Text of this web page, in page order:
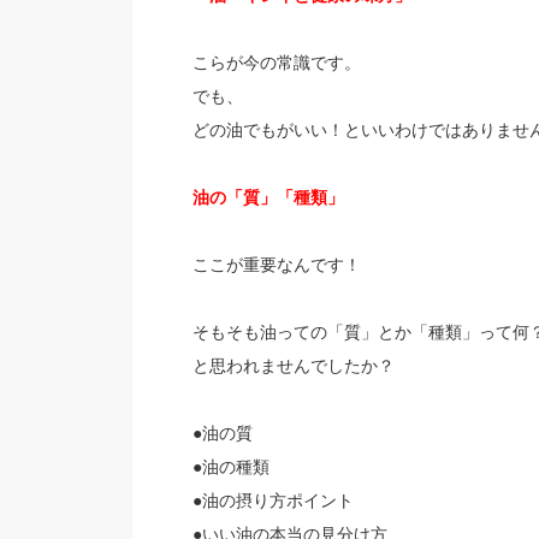
こらが今の常識です。
でも、
どの油でもがいい！といいわけではありませ
油の「質」「種類」
ここが重要なんです！
そもそも油っての「質」とか「種類」って何
と思われませんでしたか？
●油の質
●油の種類
●油の摂り方ポイント
●いい油の本当の見分け方